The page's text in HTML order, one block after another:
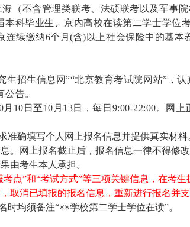
（不含管理类联考、法硕联考以及军事
本科毕业生、京内高校在读第二学士学位
连续缴纳6个月(含)以上社会保险中的基本
生招生信息网”“北京教育考试院网站”，
告。
10日至10月13日，每日9:00-22:00。网
准确填写个人网上报名信息并提供真实材
。网上报名截止后，报名信息一律不得修
由考生本人承担。
考点”和“考试方式”等三项关键信息，在考
取消已填报的报名信息，重新进行报名并支
时均须备注“××学校第二学士学位在读”。